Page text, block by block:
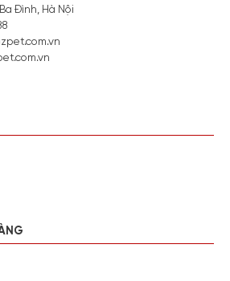
Đình, Hà Nội